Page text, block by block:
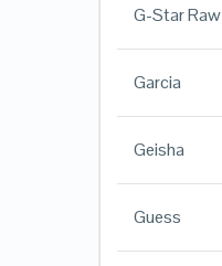
G-Star Raw
Garcia
Geisha
Guess